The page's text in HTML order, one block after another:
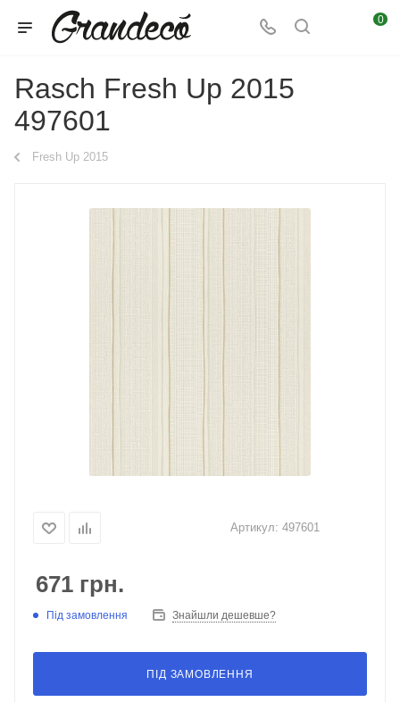
0
Rasch Fresh Up 2015
497601
Fresh Up 2015
Артикул: 497601
671 грн.
Під замовлення Знайшли дешевше?
ПІД ЗАМОВЛЕННЯ